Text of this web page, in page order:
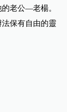
老公—老楊。
保有自由的靈